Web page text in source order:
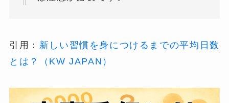
引用： 新しい習慣を身につけるまでの平均日数
とは？（KW JAPAN）